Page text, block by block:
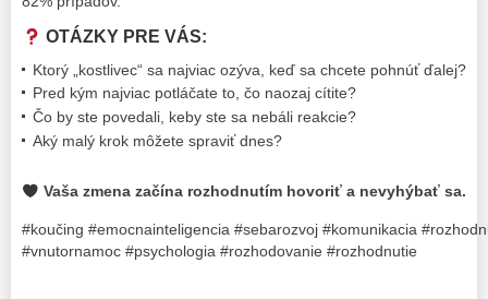
OTÁZKY PRE VÁS:
Ktorý „kostlivec“ sa najviac ozýva, keď sa chcete pohnúť ďalej?
Pred kým najviac potláčate to, čo naozaj cítite?
Čo by ste povedali, keby ste sa nebáli reakcie?
Aký malý krok môžete spraviť dnes?
Vaša zmena začína rozhodnutím hovoriť a nevyhýbať sa.
#koučing #emocnainteligencia #sebarozvoj #komunikacia
#vnutornamoc #psychologia #rozhodovanie #rozhodnutie